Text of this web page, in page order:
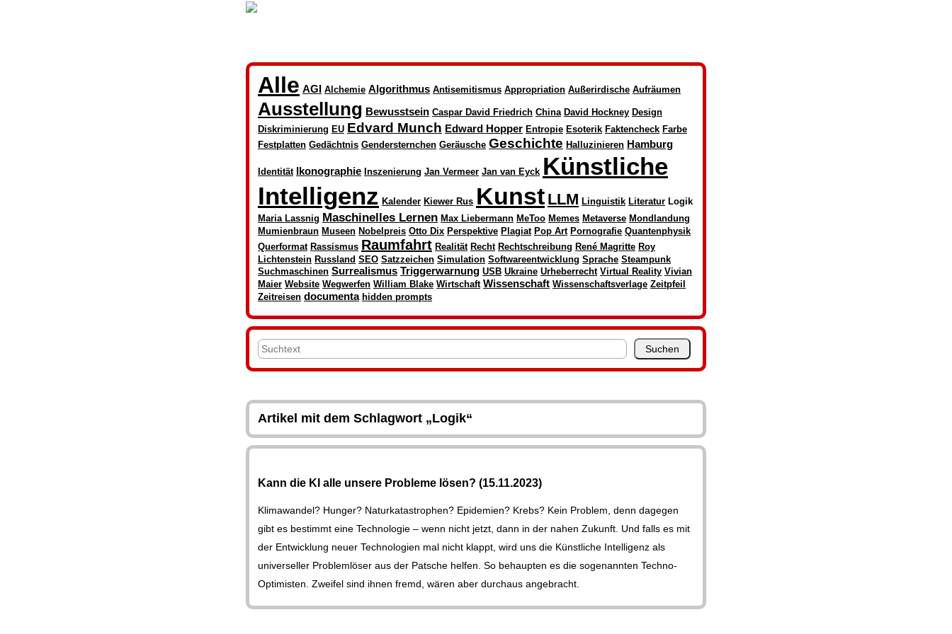
Alle AGI Alchemie Algorithmus Antisemitismus Appropriation Außerirdische Aufräumen
Ausstellung Bewusstsein Caspar David Friedrich China David Hockney Design
Diskriminierung EU Edvard Munch Edward Hopper Entropie Esoterik Faktencheck Farbe
Festplatten Gedächtnis Gendersternchen Geräusche Geschichte Halluzinieren Hamburg
Identität Ikonographie Inszenierung Jan Vermeer Jan van Eyck Künstliche
Intelligenz Kalender Kiewer Rus Kunst LLM Linguistik Literatur Logik
Maria Lassnig Maschinelles Lernen Max Liebermann MeToo Memes Metaverse Mondlandung
Mumienbraun Museen Nobelpreis Otto Dix Perspektive Plagiat Pop Art Pornografie Quantenphysik
Querformat Rassismus Raumfahrt Realität Recht Rechtschreibung René Magritte Roy
Lichtenstein Russland SEO Satzzeichen Simulation Softwareentwicklung Sprache Steampunk
Suchmaschinen Surrealismus Triggerwarnung USB Ukraine Urheberrecht Virtual Reality Vivian
Maier Website Wegwerfen William Blake Wirtschaft Wissenschaft Wissenschaftsverlage Zeitpfeil
Zeitreisen documenta hidden prompts
Artikel mit dem Schlagwort „Logik“
Kann die KI alle unsere Probleme lösen? (15.11.2023)
Klimawandel? Hunger? Naturkatastrophen? Epidemien? Krebs? Kein Problem, denn dagegen
gibt es bestimmt eine Technologie – wenn nicht jetzt, dann in der nahen Zukunft. Und falls es mit
der Entwicklung neuer Technologien mal nicht klappt, wird uns die Künstliche Intelligenz als
universeller Problemlöser aus der Patsche helfen. So behaupten es die sogenannten Techno-
Optimisten. Zweifel sind ihnen fremd, wären aber durchaus angebracht.